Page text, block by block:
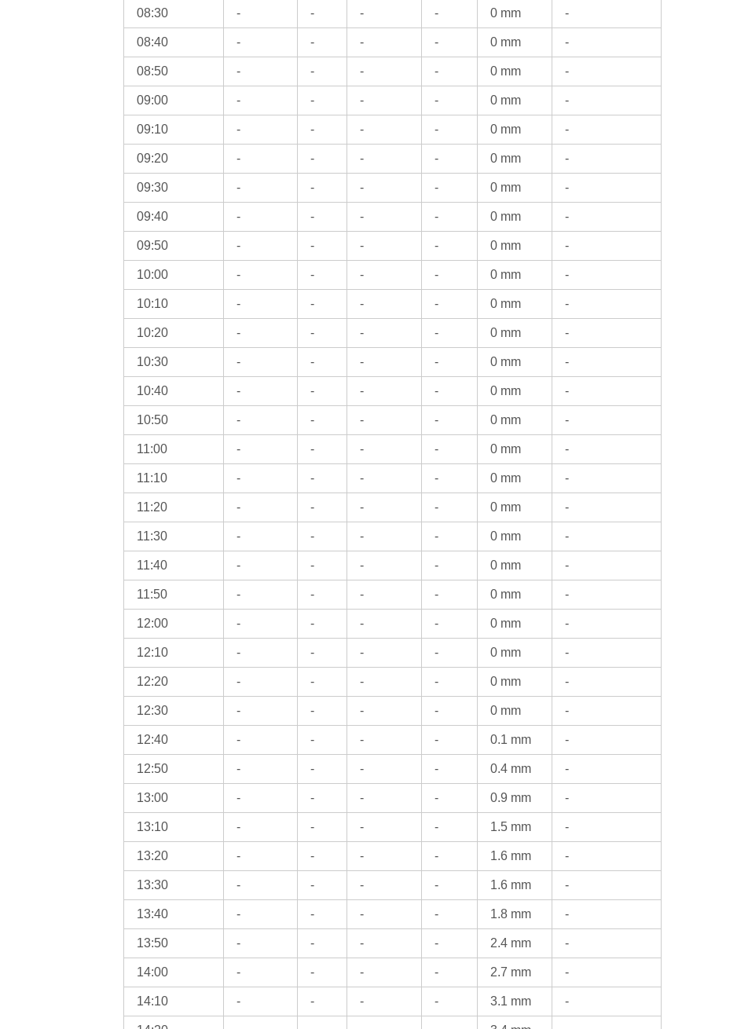
08:30 - - - - 0 mm -
08:40 - - - - 0 mm -
08:50 - - - - 0 mm -
09:00 - - - - 0 mm -
09:10 - - - - 0 mm -
09:20 - - - - 0 mm -
09:30 - - - - 0 mm -
09:40 - - - - 0 mm -
09:50 - - - - 0 mm -
10:00 - - - - 0 mm -
10:10 - - - - 0 mm -
10:20 - - - - 0 mm -
10:30 - - - - 0 mm -
10:40 - - - - 0 mm -
10:50 - - - - 0 mm -
11:00 - - - - 0 mm -
11:10 - - - - 0 mm -
11:20 - - - - 0 mm -
11:30 - - - - 0 mm -
11:40 - - - - 0 mm -
11:50 - - - - 0 mm -
12:00 - - - - 0 mm -
12:10 - - - - 0 mm -
12:20 - - - - 0 mm -
12:30 - - - - 0 mm -
12:40 - - - - 0.1 mm -
12:50 - - - - 0.4 mm -
13:00 - - - - 0.9 mm -
13:10 - - - - 1.5 mm -
13:20 - - - - 1.6 mm -
13:30 - - - - 1.6 mm -
13:40 - - - - 1.8 mm -
13:50 - - - - 2.4 mm -
14:00 - - - - 2.7 mm -
14:10 - - - - 3.1 mm -